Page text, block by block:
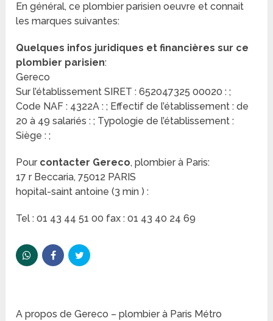
En général, ce plombier parisien oeuvre et connait
les marques suivantes:
Quelques infos juridiques et financières sur ce
plombier parisien:
Gereco
Sur l’établissement SIRET : 652047325 00020 : ;
Code NAF : 4322A : ; Effectif de l’établissement : de
20 à 49 salariés : ; Typologie de l’établissement :
Siège : ;
Pour contacter Gereco, plombier à Paris:
17 r Beccaria, 75012 PARIS
hopital-saint antoine (3 min ) :
Tel : 01 43 44 51 00 fax : 01 43 40 24 69
A propos de Gereco – plombier à Paris Métro